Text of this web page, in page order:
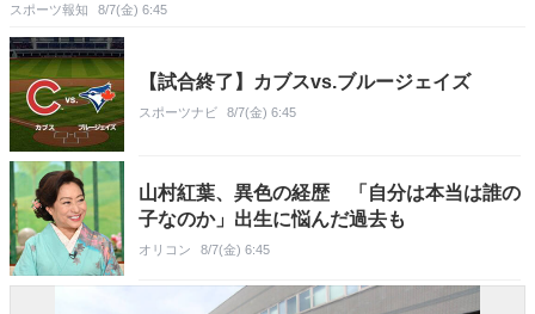
スポーツ報知 8/7(金) 6:45
【試合終了】カブスvs.ブルージェイズ
スポーツナビ 8/7(金) 6:45
山村紅葉、異色の経歴 「自分は本当は誰の
子なのか」出生に悩んだ過去も
オリコン 8/7(金) 6:45